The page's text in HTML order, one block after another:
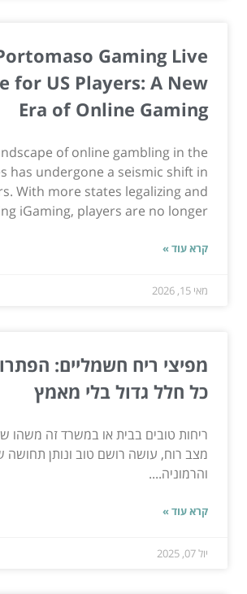
Gaming Live
for US Players: A New
Era of Online Gaming
of online gambling in the
has undergone a seismic shift in
With more states legalizing and
iGaming, players are no longer...
קרא עוד »
מאי 15, 2026
מפיצי ריח חשמליים:
כל חלל גדול בלי מאמץ
ריחות טובים בבית או במשרד זה משהו
מצב רוח, עושה רושם טוב ונותן תחושה
והרמוניה....
קרא עוד »
יול 07, 2025